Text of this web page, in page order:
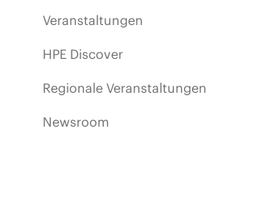
Veranstaltungen
HPE Discover
Regionale Veranstaltungen
Newsroom